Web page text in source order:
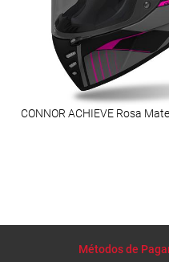
CONNOR ACHIEVE Rosa Mate
Métodos de